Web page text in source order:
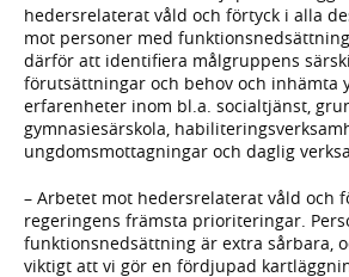
hedersrelaterat våld och förtyck i alla
mot personer med
därför att identifiera målgruppens
förutsättningar och behov och inhämta
erfarenheter inom bl.a. socialtjänst,
gymnasiesärskola,
ungdomsmottagningar och daglig
– Arbetet mot hedersrelaterat våld och
regeringens främsta prioriteringar.
funktionsnedsättning är extra sårbara,
viktigt att vi gör en fördjupad